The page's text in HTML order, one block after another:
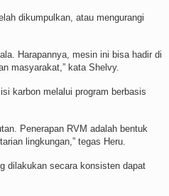
dikumpulkan, atau mengurangi
Harapannya, mesin ini bisa hadir di
masyarakat,” kata Shelvy.
karbon melalui program berbasis
Penerapan RVM adalah bentuk
lingkungan,” tegas Heru.
dilakukan secara konsisten dapat